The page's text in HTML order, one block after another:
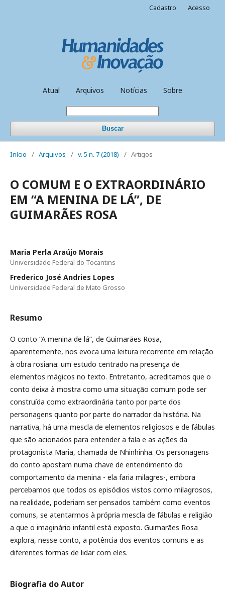
Atual Arquivos Notícias Sobre
Buscar
Cadastro Acesso
Início / Arquivos / v. 5 n. 7 (2018) / Artigos
O COMUM E O EXTRAORDINÁRIO
EM “A MENINA DE LÁ”, DE
GUIMARÃES ROSA
Maria Perla Araújo Morais
Universidade Federal do Tocantins
Frederico José Andries Lopes
Universidade Federal de Mato Grosso
Resumo
O conto “A menina de lá”, de Guimarães Rosa,
aparentemente, nos evoca uma leitura recorrente em relação
à obra rosiana: um estudo centrado na presença de
elementos mágicos no texto. Entretanto, acreditamos que o
conto deixa à mostra como uma situação comum pode ser
construída como extraordinária tanto por parte dos
personagens quanto por parte do narrador da história. Na
narrativa, há uma mescla de elementos religiosos e de fábulas
que são acionados para entender a fala e as ações da
protagonista Maria, chamada de Nhinhinha. Os personagens
do conto apostam numa chave de entendimento do
comportamento da menina - ela faria milagres-, embora
percebamos que todos os episódios vistos como milagrosos,
na realidade, poderiam ser pensados também como eventos
comuns, se atentarmos à própria mescla de fábulas e religião
a que o imaginário infantil está exposto. Guimarães Rosa
explora, nesse conto, a potência dos eventos comuns e as
diferentes formas de lidar com eles.
Biografia do Autor